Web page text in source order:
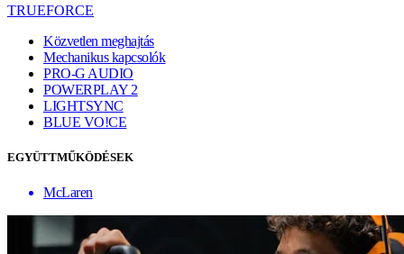
TRUEFORCE
Közvetlen meghajtás
Mechanikus kapcsolók
PRO-G AUDIO
POWERPLAY 2
LIGHTSYNC
BLUE VO!CE
EGYÜTTMŰKÖDÉSEK
McLaren